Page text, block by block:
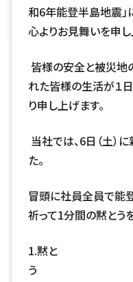
和6年能登半島地震
心よりお見舞いを申し
皆様の安全と被災地
れた皆様の生活が１
り申し上げます。
当社では、6日（土）
冒頭に社員全員で能
祈って1分間の黙とう
1.黙と